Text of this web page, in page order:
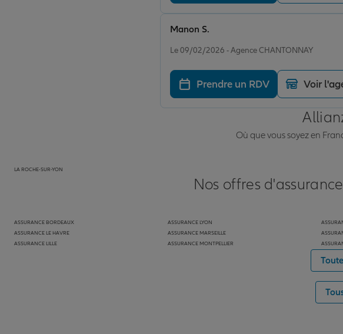
Le 09/02/2026 - Agence CHANTONNAY
Manon S.
Prendre un RDV Voir
Où que vous soyez en
LA ROCHE-SUR-YON
Nos offres
ASSURANCE BORDEAUX
ASSURANCE LE HAVRE
ASSURANCE LILLE
ASSURANCE LYON
ASSURANCE MARSEILLE
ASSURANCE MONTPELLIER